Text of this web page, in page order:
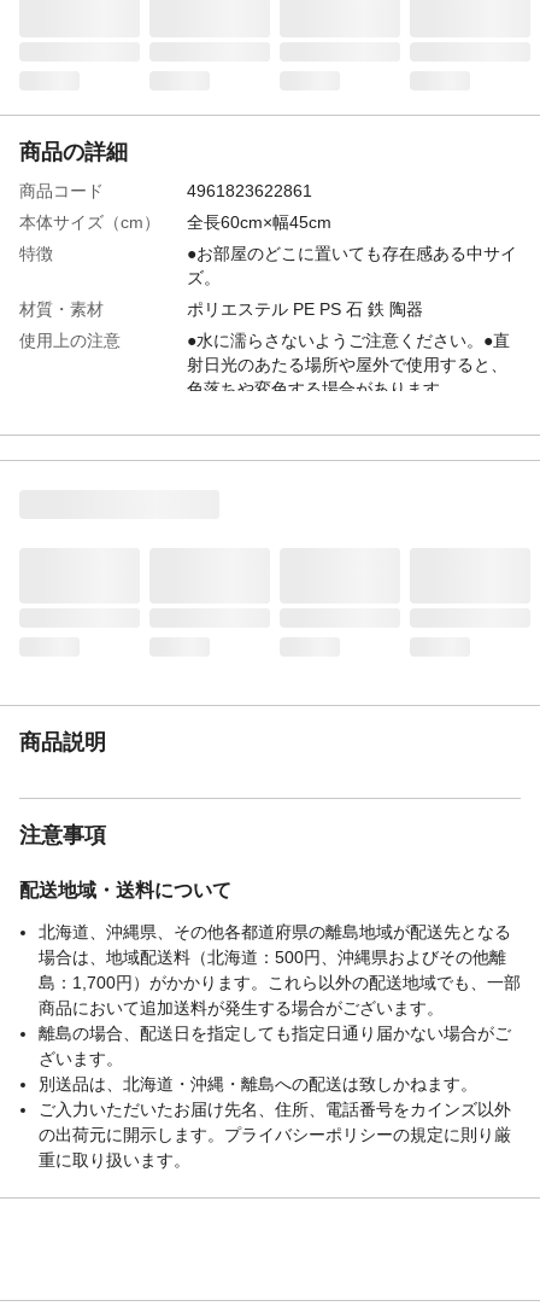
商品の詳細
商品コード
4961823622861
本体サイズ（cm）
全長60cm×幅45cm
特徴
●お部屋のどこに置いても存在感ある中サイ
ズ。
材質・素材
ポリエステル PE PS 石 鉄 陶器
使用上の注意
●水に濡らさないようご注意ください。●直
射日光のあたる場所や屋外で使用すると、
色落ちや変色する場合があります。
商品説明
注意事項
配送地域・送料について
北海道、沖縄県、その他各都道府県の離島地域が配送先となる
場合は、地域配送料（北海道：500円、沖縄県およびその他離
島：1,700円）がかかります。これら以外の配送地域でも、一部
商品において追加送料が発生する場合がございます。
離島の場合、配送日を指定しても指定日通り届かない場合がご
ざいます。
別送品は、北海道・沖縄・離島への配送は致しかねます。
ご入力いただいたお届け先名、住所、電話番号をカインズ以外
の出荷元に開示します。プライバシーポリシーの規定に則り厳
重に取り扱います。